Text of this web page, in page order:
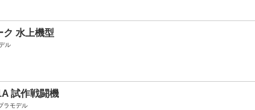
ク 水上機型
ル
試作戦闘機
ラモデル